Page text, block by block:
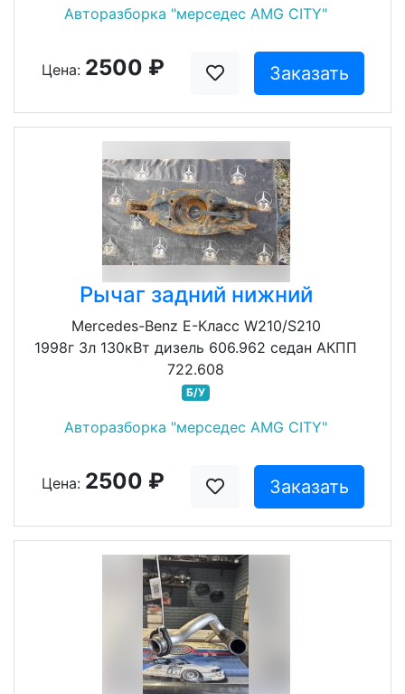
Авторазборка "мерседес AMG CITY"
Цена: 2500 ₽ Заказать
Рычаг задний нижний
Mercedes-Benz E-Класс W210/S210
1998г 3л 130кВт дизель 606.962 седан АКПП
722.608
Б/У
Авторазборка "мерседес AMG CITY"
Цена: 2500 ₽ Заказать